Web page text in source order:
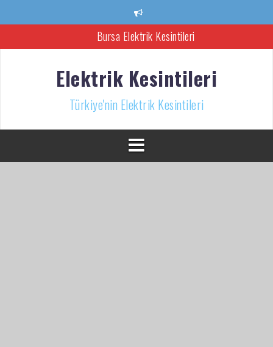
Bursa Elektrik Kesintileri
Türkiye’nin Elektrik Kesintileri Haber Kaynağı
İzmir Elektrik Kesintisi
Elektrik Kesintileri
Türkiye'nin Elektrik Kesintileri